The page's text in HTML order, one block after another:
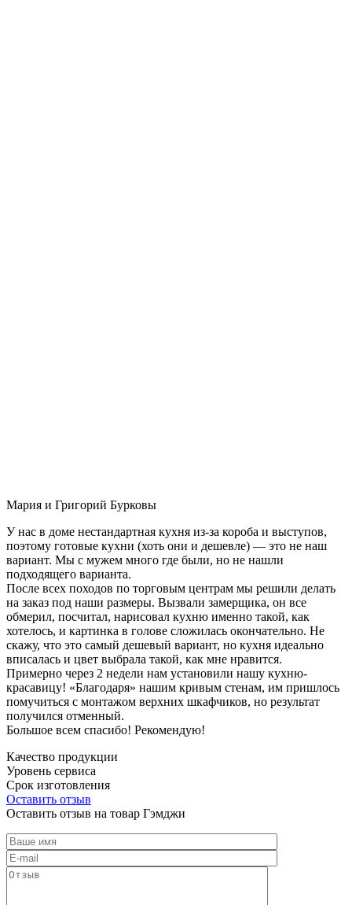
Мария и Григорий Бурковы
У нас в доме нестандартная кухня из-за короба и выступов,
поэтому готовые кухни (хоть они и дешевле) — это не наш
вариант. Мы с мужем много где были, но не нашли
подходящего варианта.
После всех походов по торговым центрам мы решили делать
на заказ под наши размеры. Вызвали замерщика, он все
обмерил, посчитал, нарисовал кухню именно такой, как
хотелось, и картинка в голове сложилась окончательно. Не
скажу, что это самый дешевый вариант, но кухня идеально
вписалась и цвет выбрала такой, как мне нравится.
Примерно через 2 недели нам установили нашу кухню-
красавицу! «Благодаря» нашим кривым стенам, им пришлось
помучиться с монтажом верхних шкафчиков, но результат
получился отменный.
Большое всем спасибо! Рекомендую!
Качество продукции
Уровень сервиса
Срок изготовления
Оставить отзыв
Оставить отзыв на товар Гэмджи